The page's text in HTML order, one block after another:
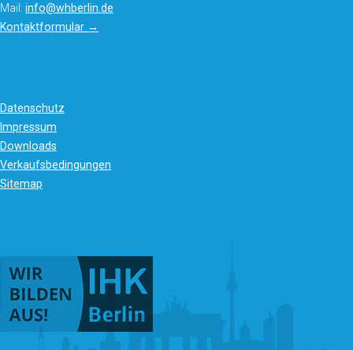
Mail: info@whberlin.de
Kontaktformular →
Datenschutz
Impressum
Downloads
Verkaufsbedingungen
Sitemap